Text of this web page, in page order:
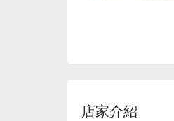
店家介紹